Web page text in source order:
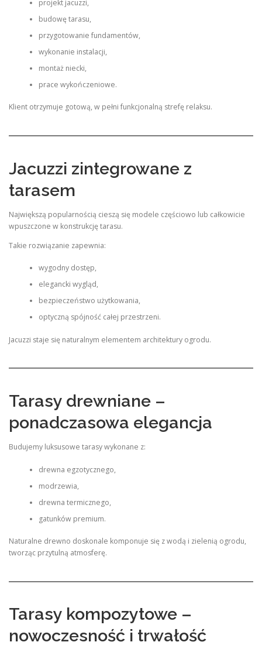
projekt jacuzzi,
budowę tarasu,
przygotowanie fundamentów,
wykonanie instalacji,
montaż niecki,
prace wykończeniowe.
Klient otrzymuje gotową, w pełni funkcjonalną strefę relaksu.
Jacuzzi zintegrowane z
tarasem
Największą popularnością cieszą się modele częściowo lub całkowicie
wpuszczone w konstrukcję tarasu.
Takie rozwiązanie zapewnia:
wygodny dostęp,
elegancki wygląd,
bezpieczeństwo użytkowania,
optyczną spójność całej przestrzeni.
Jacuzzi staje się naturalnym elementem architektury ogrodu.
Tarasy drewniane –
ponadczasowa elegancja
Budujemy luksusowe tarasy wykonane z:
drewna egzotycznego,
modrzewia,
drewna termicznego,
gatunków premium.
Naturalne drewno doskonale komponuje się z wodą i zielenią ogrodu,
tworząc przytulną atmosferę.
Tarasy kompozytowe –
nowoczesność i trwałość